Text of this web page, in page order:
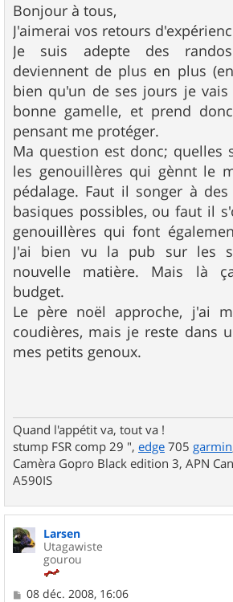
s
s
a
g
e
Bonjour à tous,
J'aimerai vos retours
Je suis adepte des
deviennent de plus en plus
bien qu'un de ses jours je
bonne gamelle, et prend
pensant me protéger.
Ma question est donc; quelles
les genouillères qui gènnt le
pédalage. Faut il songer à
basiques possibles, ou faut il
genouillères qui font
J'ai bien vu la pub sur les
nouvelle matière. Mais là
budget.
Le père noël approche, j'ai
coudières, mais je reste dans
mes petits genoux.
Quand l'appétit va, tout va !
stump FSR comp 29 ", edge 705 garmin
Camèra Gopro Black edition 3, APN
A590IS
Larsen
Utagawiste
gourou
M
08 déc. 2008, 16:06